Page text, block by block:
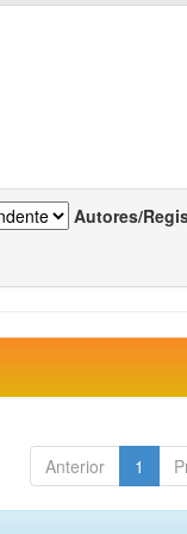
Autores/
Anterior 1